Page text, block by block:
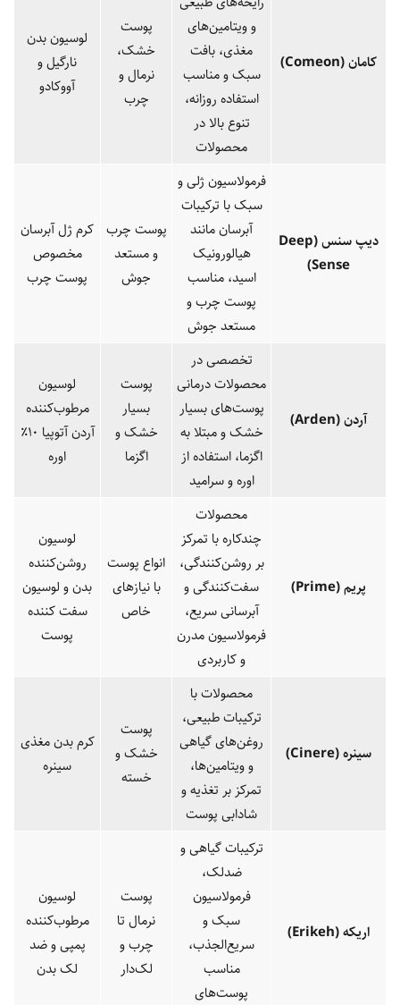
کامان(Comeon)
و ویتامین‌های
مغذی، بافت
سبک و مناسب
استفاده روزانه،
تنوع بالا در
محصولات
پوست
خشک،
نرمال و
چرب
لوسیون بدن
نارگیل و
آووکادو
دیپ سنس (Deep
Sense)
فرمولاسیون ژلی و
سبک با ترکیبات
آبرسان مانند
هیالورونیک
اسید، مناسب
پوست چرب و
مستعد جوش
پوست چرب
و مستعد
جوش
کرم ژل آبرسان
مخصوص
پوست چرب
آردن(Arden)
تخصصی در
محصولات درمانی
پوست‌های بسیار
خشک و مبتلا به
اگزما، استفاده از
اوره و سرامید
پوست
بسیار
خشک و
اگزما
لوسیون
مرطوب‌کننده
آردن آتوپیا ۱۰٪
اوره
پریم(Prime)
محصولات
چندکاره با تمرکز
بر روشن‌کنندگی،
سفت‌کنندگی و
آبرسانی سریع،
فرمولاسیون مدرن
و کاربردی
انواع پوست
با نیازهای
خاص
لوسیون
روشن‌کننده
بدن و لوسیون
سفت کننده
پوست
سینره(Cinere)
محصولات با
ترکیبات طبیعی،
روغن‌های گیاهی
و ویتامین‌ها،
تمرکز بر تغذیه و
شادابی پوست
پوست
خشک و
خسته
کرم بدن مغذی
سینره
اریکه(Erikeh)
ترکیبات گیاهی و
ضدلک،
فرمولاسیون
سبک و
سریع‌الجذب،
مناسب
پوست‌های
پوست
نرمال تا
چرب و
لک‌دار
لوسیون
مرطوب‌کننده
پمپی و ضد
لک بدن